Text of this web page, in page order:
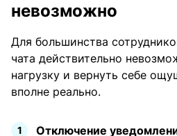
невозможно
Для большинства
чата действительно
нагрузку и вернуть себе
вполне реально.
Отключение